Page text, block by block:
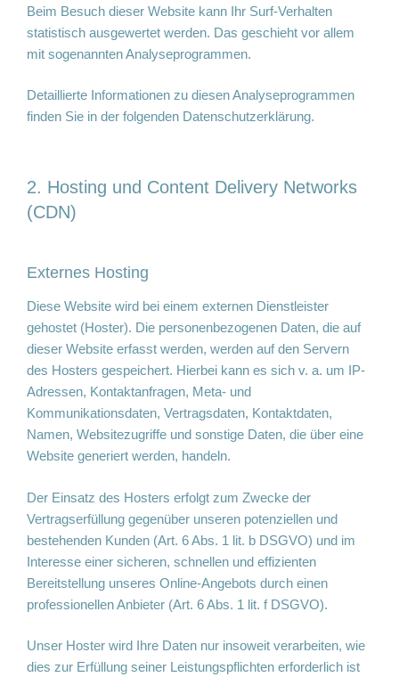
Beim Besuch dieser Website kann Ihr Surf-Verhalten
statistisch ausgewertet werden. Das geschieht vor allem
mit sogenannten Analyseprogrammen.
Detaillierte Informationen zu diesen Analyseprogrammen
finden Sie in der folgenden Datenschutzerklärung.
2. Hosting und Content Delivery Networks
(CDN)
Externes Hosting
Diese Website wird bei einem externen Dienstleister
gehostet (Hoster). Die personenbezogenen Daten, die auf
dieser Website erfasst werden, werden auf den Servern
des Hosters gespeichert. Hierbei kann es sich v. a. um IP-
Adressen, Kontaktanfragen, Meta- und
Kommunikationsdaten, Vertragsdaten, Kontaktdaten,
Namen, Websitezugriffe und sonstige Daten, die über eine
Website generiert werden, handeln.
Der Einsatz des Hosters erfolgt zum Zwecke der
Vertragserfüllung gegenüber unseren potenziellen und
bestehenden Kunden (Art. 6 Abs. 1 lit. b DSGVO) und im
Interesse einer sicheren, schnellen und effizienten
Bereitstellung unseres Online-Angebots durch einen
professionellen Anbieter (Art. 6 Abs. 1 lit. f DSGVO).
Unser Hoster wird Ihre Daten nur insoweit verarbeiten, wie
dies zur Erfüllung seiner Leistungspflichten erforderlich ist